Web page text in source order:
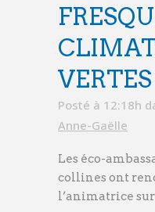
Posté à 12:18h
Anne-Gaëlle
Les éco-
collines ont
l’animatrice